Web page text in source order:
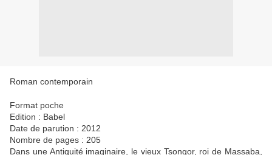
Roman contemporain
Format poche
Edition : Babel
Date de parution : 2012
Nombre de pages : 205
Dans une Antiquité imaginaire, le vieux Tsongor, roi de Massaba,